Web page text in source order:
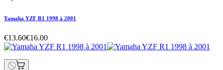
Yamaha YZF R1 1998 à 2001
€13.60€16.00